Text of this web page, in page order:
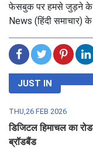
फेसबुक पर हमसे जुड़ने के
News (हिंदी समाचार)
JUST IN
THU,26 FEB 2026
डिजिटल हिमाचल का
ब्रॉडबैंड